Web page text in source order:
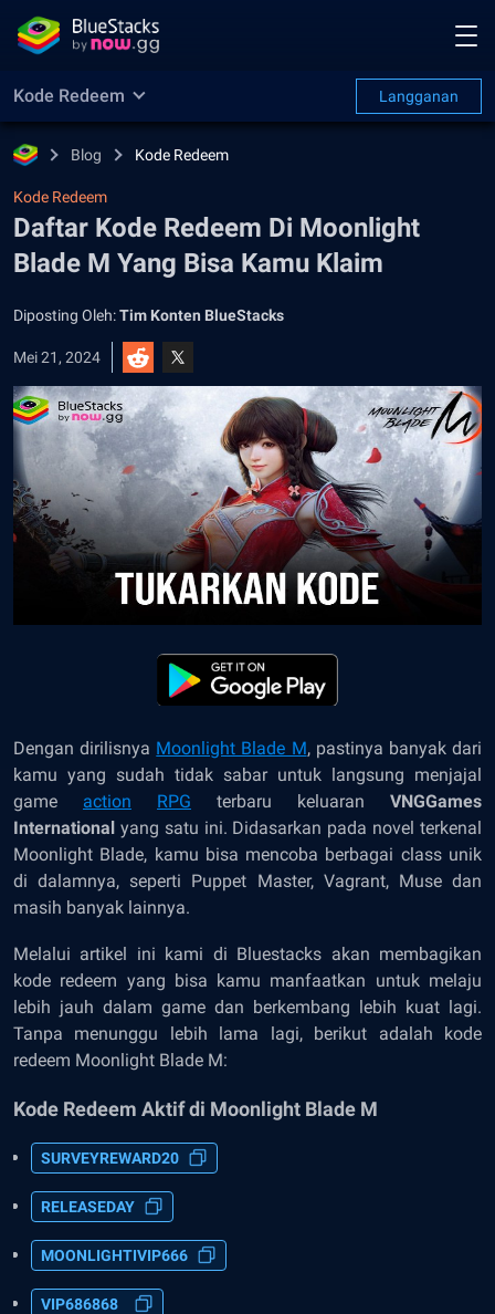
Kode Redeem Langganan
Blog Kode Redeem
Kode Redeem
Daftar Kode Redeem Di Moonlight
Blade M Yang Bisa Kamu Klaim
Diposting Oleh:Tim Konten BlueStacks
Mei 21, 2024
Dengan dirilisnya Moonlight Blade M, pastinya banyak dari
kamu yang sudah tidak sabar untuk langsung menjajal
game action RPG terbaru keluaran VNGGames
International yang satu ini. Didasarkan pada novel terkenal
Moonlight Blade, kamu bisa mencoba berbagai class unik
di dalamnya, seperti Puppet Master, Vagrant, Muse dan
masih banyak lainnya.
Melalui artikel ini kami di Bluestacks akan membagikan
kode redeem yang bisa kamu manfaatkan untuk melaju
lebih jauh dalam game dan berkembang lebih kuat lagi.
Tanpa menunggu lebih lama lagi, berikut adalah kode
redeem Moonlight Blade M:
Kode Redeem Aktif di Moonlight Blade M
SURVEYREWARD20
RELEASEDAY
MOONLIGHTIVIP666
VIP686868